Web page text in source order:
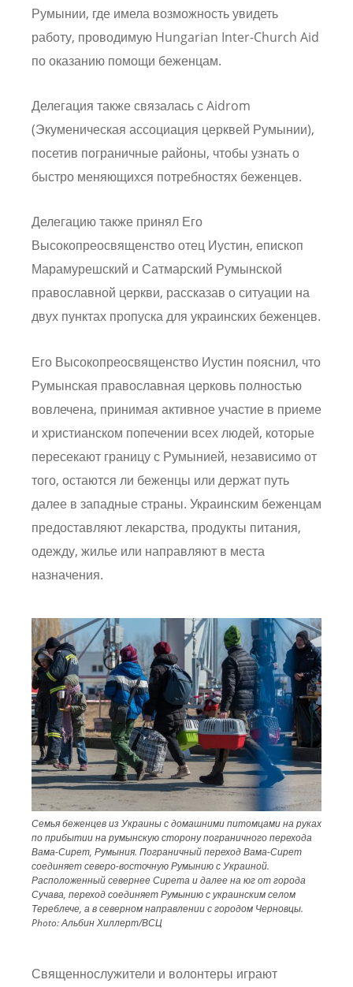
Румынии, где имела возможность увидеть
работу, проводимую Hungarian Inter-Church Aid
по оказанию помощи беженцам.
Делегация также связалась с Aidrom
(Экуменическая ассоциация церквей Румынии),
посетив пограничные районы, чтобы узнать о
быстро меняющихся потребностях беженцев.
Делегацию также принял Его
Высокопреосвященство отец Иустин, епископ
Марамурешский и Сатмарский Румынской
православной церкви, рассказав о ситуации на
двух пунктах пропуска для украинских беженцев.
Его Высокопреосвященство Иустин пояснил, что
Румынская православная церковь полностью
вовлечена, принимая активное участие в приеме
и христианском попечении всех людей, которые
пересекают границу с Румынией, независимо от
того, остаются ли беженцы или держат путь
далее в западные страны. Украинским беженцам
предоставляют лекарства, продукты питания,
одежду, жилье или направляют в места
назначения.
Image
Семья беженцев из Украины с домашними питомцами на руках
по прибытии на румынскую сторону пограничного перехода
Вама-Сирет, Румыния. Пограничный переход Вама-Сирет
соединяет северо-восточную Румынию с Украиной.
Расположенный севернее Сирета и далее на юг от города
Сучава, переход соединяет Румынию с украинским селом
Тереблече, а в северном направлении с городом Черновцы.
Photo:Альбин Хиллерт/ВСЦ
Священнослужители и волонтеры играют